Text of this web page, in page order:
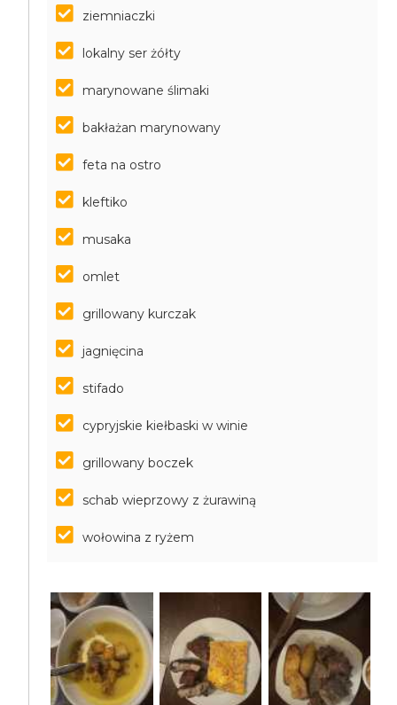
ziemniaczki
lokalny ser żółty
marynowane ślimaki
bakłażan marynowany
feta na ostro
kleftiko
musaka
omlet
grillowany kurczak
jagnięcina
stifado
cypryjskie kiełbaski w winie
grillowany boczek
schab wieprzowy z żurawiną
wołowina z ryżem